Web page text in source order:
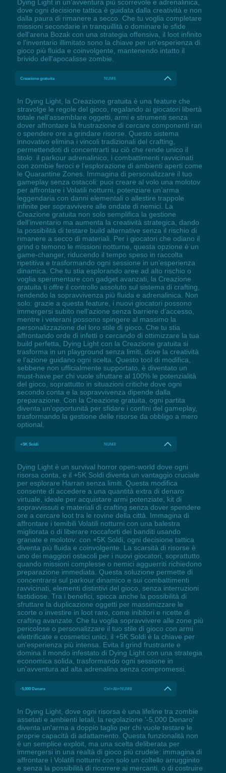
Dying Light in un'avventura più scorrevole e adrenalinica,
dove ogni decisione tattica è guidata dalla creatività e non
dalla paura di rimanere a secco. Che tu voglia completare
missioni secondarie in tranquillità o dominare le sfide
dell'arena Bozak con una strategia offensiva, il loot infinito
e l'inventario illimitato sono la chiave per un'esperienza di
gioco più fluida e coinvolgente, mantenendo intatto il
brivido dell'apocalisse zombie.
Creazione gratuita NUM6
In Dying Light, la Creazione gratuita è una feature che
stravolge le regole del gioco, regalando ai giocatori libertà
totale nell’assemblare oggetti, armi e strumenti senza
dover affrontare la frustrazione di cercare componenti rari
o spendere ore a grindare risorse. Questo sistema
innovativo elimina i vincoli tradizionali del crafting,
permettendoti di concentrarti su ciò che rende unico il
titolo: il parkour adrenalinico, i combattimenti ravvicinati
con zombie feroci e l’esplorazione di ambienti aperti come
le Quarantine Zones. Immagina di personalizzare il tuo
gameplay senza ostacoli: puoi creare al volo una molotov
per affrontare i Volatili notturni, potenziare un’arma
leggendaria con danni elementali o allestire trappole
infinite per sopravvivere alle ondate di nemici. La
Creazione gratuita non solo semplifica la gestione
dell’inventario ma aumenta la creatività strategica, dando
la possibilità di testare build alternative senza il rischio di
rimanere a secco di materiali. Per i giocatori che odiano il
grind o temono le missioni notturne, questa opzione è un
game-changer, riducendo il tempo speso in raccolta
ripetitiva e trasformando ogni sessione in un’esperienza
dinamica. Che tu stia esplorando aree ad alto rischio o
voglia sperimentare con gadget avanzati, la Creazione
gratuita ti offre il controllo assoluto sul sistema di crafting,
rendendo la sopravvivenza più fluida e adrenalinica. Non
solo: grazie a questa feature, i nuovi giocatori possono
immergersi subito nell’azione senza barriere d’accesso,
mentre i veterani possono spingere al massimo la
personalizzazione del loro stile di gioco. Che tu stia
affrontando orde di infetti o cercando di ottimizzare la tua
build perfetta, Dying Light con la Creazione gratuita si
trasforma in un playground senza limiti, dove la creatività
e l’azione guidano ogni scelta. Questo tool di modifica,
sebbene non ufficialmente supportato, è diventato un
must-have per chi vuole sfruttare al 100% le potenzialità
del gioco, soprattutto in situazioni critiche dove ogni
secondo conta e la sopravvivenza dipende dalla
preparazione. Con la Creazione gratuita, ogni partita
diventa un’opportunità per sfidare i confini del gameplay,
trasformando la gestione delle risorse da obbligo a mero
optional.
+5K Soldi NUM8
Dying Light è un survival horror open-world dove ogni
risorsa conta, e il +5K Soldi diventa un vantaggio cruciale
per esplorare Harran senza limiti. Questa modifica
consente di accedere a una quantità extra di denaro
virtuale, ideale per acquistare armi potenziate, kit di
sopravvissuti e materiali di crafting senza dover spendere
ore a cercare loot tra le rovine della città. Immagina di
affrontare i temibili Volatili notturni con una balestra
migliorata o di liberare roccaforti dei banditi usando
granate e molotov: con +5K Soldi, ogni decisione tattica
diventa più fluida e coinvolgente. La scarsità di risorse è
uno dei maggiori ostacoli per i nuovi giocatori, soprattutto
quando missioni complesse o nemici agguerriti richiedono
preparazione immediata. Questa soluzione permette di
concentrarsi sul parkour dinamico e sui combattimenti
ravvicinati, elementi distintivi del gioco, senza interruzioni
fastidiose. Tra i benefici, spicca anche la possibilità di
sfruttare la duplicazione oggetti per massimizzare le
scorte o investire in loot raro, come inibitori e ricette di
crafting avanzate. Che tu voglia sopravvivere alle zone più
pericolose o personalizzare il tuo stile di gioco con armi
elettrificate e cosmetici unici, il +5K Soldi è la chiave per
un'esperienza più intensa. Evita il grind frustrante e
domina il mondo infestato di Dying Light con una strategia
economica solida, trasformando ogni sessione in
un'avventura ad alta adrenalina senza compromessi.
-5,000 Denaro Ctrl+Alt+NUM8
In Dying Light, dove ogni risorsa è una lifeline tra zombie
assetati e ambienti letali, la regolazione '-5,000 Denaro'
diventa un'arma a doppio taglio per chi vuole testare le
proprie capacità di adattamento. Questa funzionalità non
è un semplice exploit, ma una scelta deliberata per
immergersi in una realtà di gioco più crudele: immagina di
affrontare i Volatili notturni con solo un coltello arrugginito
e senza la possibilità di ricorrere ai mercanti, o di costruire